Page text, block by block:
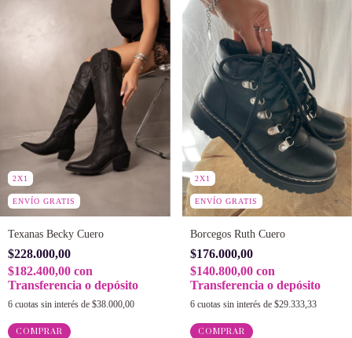
2X1
ENVÍO GRATIS
Texanas Becky Cuero
$228.000,00
$182.400,00 con
Transferencia o depósito
6 cuotas sin interés de $38.000,00
COMPRAR
2X1
ENVÍO GRATIS
Borcegos Ruth Cuero
$176.000,00
$140.800,00 con
Transferencia o depósito
6 cuotas sin interés de $29.333,33
COMPRAR